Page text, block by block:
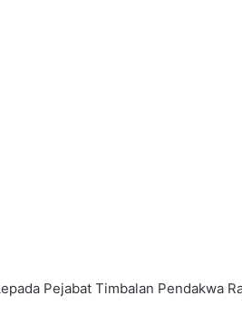
Pejabat Timbalan Pendakwa